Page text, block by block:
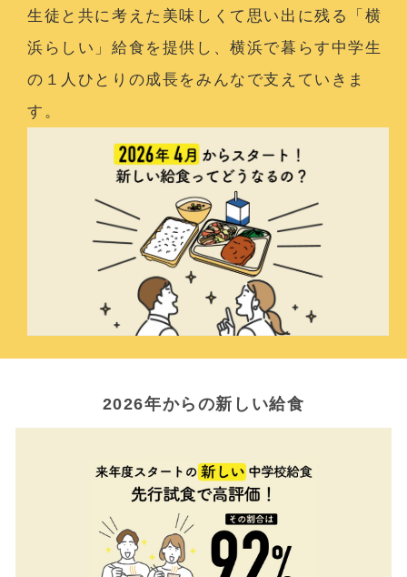
生徒と共に考えた美味しくて思い出に残る「横
浜らしい」給食を提供し、横浜で暮らす中学生
の１人ひとりの成長をみんなで支えていきま
す。
2026年からの新しい給食